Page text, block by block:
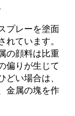
プレーを塗面
れています。
の顔料は比重
偏りが生じて
どい場合は、
金属の塊を作